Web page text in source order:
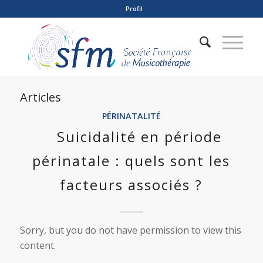
Profil
Articles
PÉRINATALITÉ
Suicidalité en période
périnatale : quels sont les
facteurs associés ?
Sorry, but you do not have permission to view this
content.